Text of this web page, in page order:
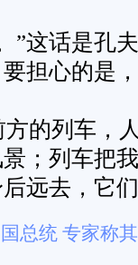
”这话是孔
担心的是
的列车，
；列车把
远去，它
总统 专家称